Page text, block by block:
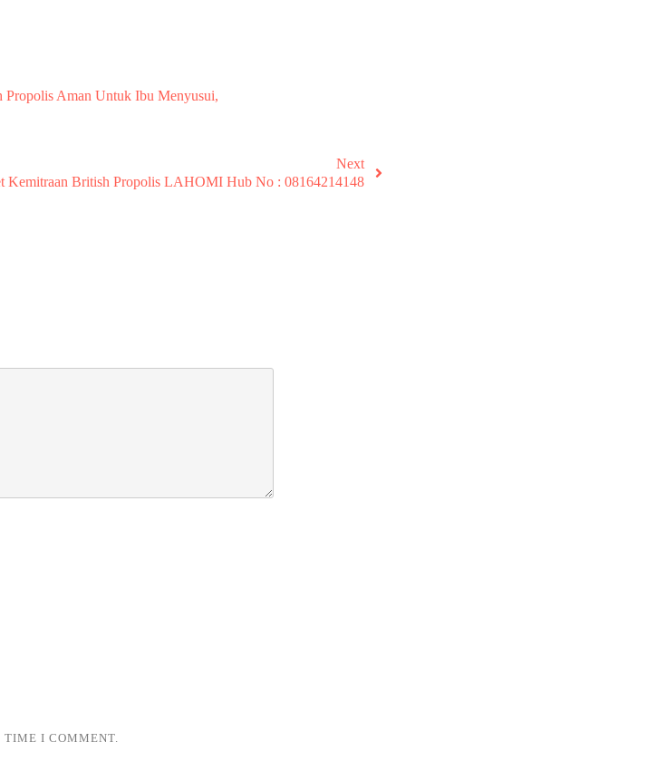
Aman Untuk Ibu Menyusui,
Next
Kemitraan British Propolis LAHOMI Hub No : 08164214148
TIME I COMMENT.